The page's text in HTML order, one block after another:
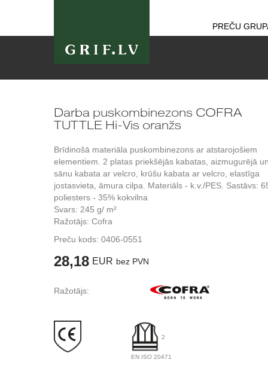
PREČU
Darba puskombinezons COFRA
TUTTLE Hi-Vis oranžs
Brīdinošā materiāla puskombinezons ar atstarojošiem
elementiem. 2 platas priekšējās kabatas, aizmugurējā
sānu kabata ar velcro, krūšu kabata ar velcro, elastīga
jostasvieta, āmura cilpa. Materiāls - k.v./PES. Sastāvs:
poliesters - 35% kokvilna
Svars: 245 g/ m²
Ražotājs: Cofra
Preču kods: 0406-0551
28,18 EUR bez PVN
Ražotājs:
2
EN ISO 20471